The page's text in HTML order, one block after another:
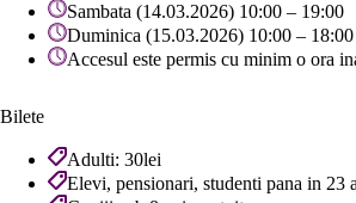
Sambata (14.03.2026) 10:00 – 19:00
Duminica (15.03.2026) 10:00 – 18:00
Accesul este permis cu minim o ora
Bilete
Adulti: 30lei
Elevi, pensionari, studenti pana in 23